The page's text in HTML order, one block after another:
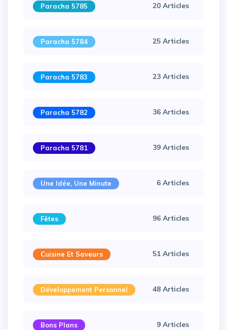
Paracha 5785 20 Articles
Paracha 5784 25 Articles
Paracha 5783 23 Articles
Paracha 5782 36 Articles
Paracha 5781 39 Articles
Une Idée, Une Minute 6 Articles
Fêtes 96 Articles
Cuisine Et Saveurs 51 Articles
Développement Personnel 48 Articles
Bons Plans 9 Articles